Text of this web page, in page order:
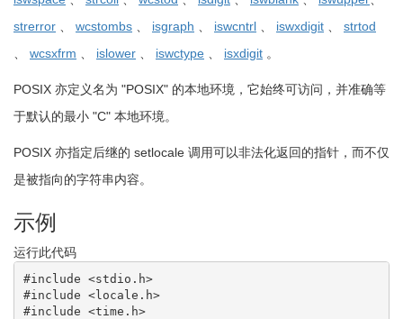
strerror
wcstombs isgraph iswcntrl iswxdigit
strtod
wcsxfrm islower iswctype isxdigit 。
POSIX 亦定义名为 "POSIX" 的本地环境，它始终可访问，并准确等
于默认的最小 "C" 本地环境。
POSIX 亦指定后继的 setlocale 调用可以非法化返回的指针，而不仅
是被指向的字符串内容。
示例
运行此代码
#include <stdio.h>
#include <locale.h>
#include <time.h>